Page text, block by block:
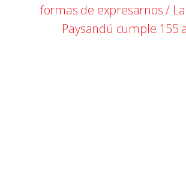
formas de expresarnos /
Paysandú cumple 155